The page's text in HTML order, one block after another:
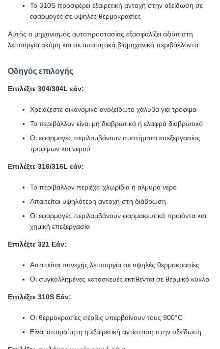
Το 310S προσφέρει εξαιρετική αντοχή στην οξείδωση σε
εφαρμογές σε υψηλές θερμοκρασίες
Αυτός ο μηχανισμός αυτοπροστασίας εξασφαλίζει αξιόπιστη
λειτουργία ακόμη και σε απαιτητικά βιομηχανικά περιβάλλοντα.
Οδηγός επιλογής
Επιλέξτε 304/304L εάν:
Χρειάζεστε οικονομικό ανοξείδωτο χάλυβα για τρόφιμα
Το περιβάλλον είναι μη διαβρωτικό ή ελαφρά διαβρωτικό
Οι εφαρμογές περιλαμβάνουν συστήματα επεξεργασίας
τροφίμων και νερού
Επιλέξτε 316/316L εάν:
Το περιβάλλον περιέχει χλωρίδια ή αλμυρό νερό
Απαιτείται υψηλότερη αντοχή στη διάβρωση
Οι εφαρμογές περιλαμβάνουν φαρμακευτικά προϊόντα και
χημική επεξεργασία
Επιλέξτε 321 Εάν:
Απαιτείται συνεχής λειτουργία σε υψηλές θερμοκρασίες
Οι συγκολλημένες κατασκευές εκτίθενται σε θερμικό κύκλο
Επιλέξτε 310S Εάν:
Οι θερμοκρασίες σέρβις υπερβαίνουν τους 900°C
Είναι απαραίτητη η εξαιρετική αντίσταση στην οξείδωση